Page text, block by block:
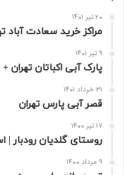
20 تیر 1401
مراکز خرید سعادت‌ آباد
9 تیر 1401
پارک آبی اکباتان تهران
31 خرداد 1401
قصر آبی پارس تهران
17 تیر 1400
روستای گلدیان رودبار |
9 مرداد 1400